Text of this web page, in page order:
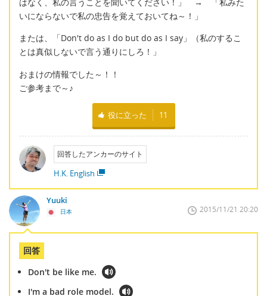
いにならないで私の忠告を覚えておいてね～！」
または、「Don't do as I do but do as I say」（私のするこ
とは真似しないで言う通りにしろ！」
おまけの情報でした～！！
ご参考まで～♪
役に立った 11
回答したアンカーのサイト
H.K. English
Yuuki
日本 2015/11/21 20:20
回答
Don't be like me.
I'm a bad role model.